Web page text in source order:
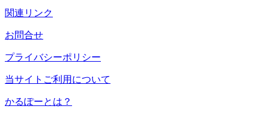
関連リンク
お問合せ
プライバシーポリシー
当サイトご利用について
かるぽーとは？